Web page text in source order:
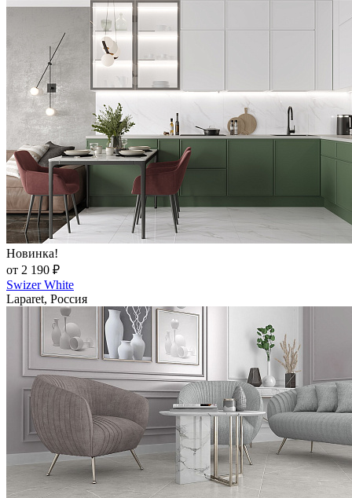
Новинка!
от 2 190 ₽
Swizer White
Laparet, Россия